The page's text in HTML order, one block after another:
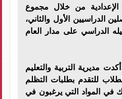
من خلال مجموع
الدراسيين الأول والثاني،
الدراسي على مدار العام
مديرية التربية والتعليم
للتقدم بطلبات التظلم
في المواد التي يرغبون في